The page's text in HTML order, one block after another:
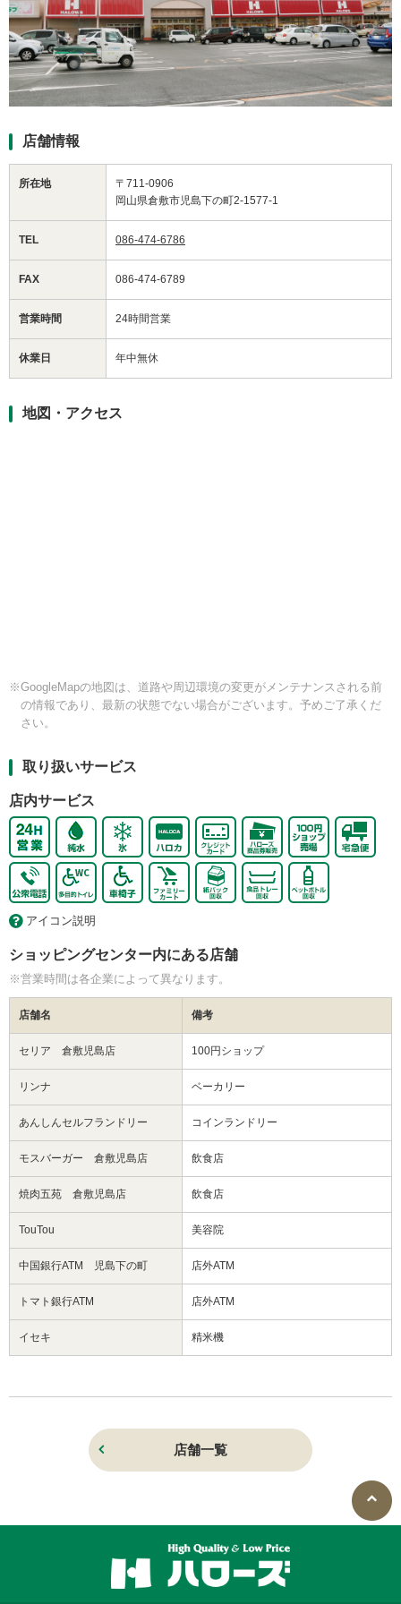
店舗情報
所在地
〒711-0906
岡山県倉敷市児島下の町2-1577-1
TEL 086-474-6786
FAX 086-474-6789
営業時間 24時間営業
休業日 年中無休
地図・アクセス
※GoogleMapの地図は、道路や周辺環境の変更がメンテナンスされる前
の情報であり、最新の状態でない場合がございます。予めご了承くだ
さい。
取り扱いサービス
店内サービス
アイコン説明
ショッピングセンター内にある店舗
※営業時間は各企業によって異なります。
店舗名 備考
セリア 倉敷児島店 100円ショップ
リンナ ベーカリー
あんしんセルフランドリー コインランドリー
モスバーガー 倉敷児島店 飲食店
焼肉五苑 倉敷児島店 飲食店
TouTou 美容院
中国銀行ATM 児島下の町 店外ATM
トマト銀行ATM 店外ATM
イセキ 精米機
店舗一覧